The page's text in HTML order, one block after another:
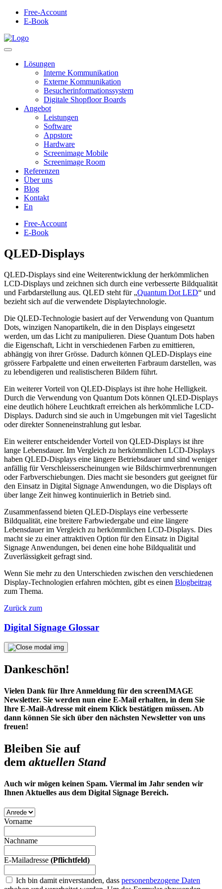
Free-Account
E-Book
Lösungen
Interne Kommunikation
Externe Kommunikation
Besucherinformationssystem
Digitale Shopfloor Boards
Angebot
Leistungen
Software
Appstore
Hardware
Screenimage Mobile
Screenimage Room
Referenzen
Über uns
Blog
Kontakt
En
Free-Account
E-Book
QLED-Displays
QLED-Displays sind eine Weiterentwicklung der herkömmlichen
LCD-Displays und zeichnen sich durch eine verbesserte Bildqualität
und Farbdarstellung aus. QLED steht für „Quantum Dot LED“ und
bezieht sich auf die verwendete Displaytechnologie.
Die QLED-Technologie basiert auf der Verwendung von Quantum
Dots, winzigen Nanopartikeln, die in den Displays eingesetzt
werden, um das Licht zu manipulieren. Diese Quantum Dots haben
die Eigenschaft, Licht in verschiedenen Farben zu emittieren,
abhängig von ihrer Grösse. Dadurch können QLED-Displays eine
grössere Farbpalette und einen erweiterten Farbraum darstellen, was
zu lebendigeren und realistischeren Bildern führt.
Ein weiterer Vorteil von QLED-Displays ist ihre hohe Helligkeit.
Durch die Verwendung von Quantum Dots können QLED-Displays
eine deutlich höhere Leuchtkraft erreichen als herkömmliche LCD-
Displays. Dadurch sind sie auch in Umgebungen mit viel Tageslicht
oder direkter Sonneneinstrahlung gut lesbar.
Ein weiterer entscheidender Vorteil von QLED-Displays ist ihre
lange Lebensdauer. Im Vergleich zu herkömmlichen LCD-Displays
haben QLED-Displays eine längere Betriebsdauer und sind weniger
anfällig für Verschleisserscheinungen wie Bildschirmverbrennungen
oder Farbverschiebungen. Dies macht sie besonders gut geeignet für
den Einsatz in Digital Signage Anwendungen, wo die Displays oft
über lange Zeit hinweg kontinuierlich in Betrieb sind.
Zusammenfassend bieten QLED-Displays eine verbesserte
Bildqualität, eine breitere Farbwiedergabe und eine längere
Lebensdauer im Vergleich zu herkömmlichen LCD-Displays. Dies
macht sie zu einer attraktiven Option für den Einsatz in Digital
Signage Anwendungen, bei denen eine hohe Bildqualität und
Zuverlässigkeit gefragt sind.
Wenn Sie mehr zu den Unterschieden zwischen den verschiedenen
Display-Technologien erfahren möchten, gibt es einen Blogbeitrag
zum Thema.
Zurück zum
Digital Signage Glossar
Dankeschön!
Vielen Dank für Ihre Anmeldung für den screenIMAGE
Newsletter. Sie werden nun eine E-Mail erhalten, in dem Sie
Ihre E-Mail-Adresse mit einem Klick bestätigen müssen. Ab
dann können Sie sich über den nächsten Newsletter von uns
freuen!
Bleiben Sie auf
dem aktuellen Stand
Auch wir mögen keinen Spam. Viermal im Jahr senden wir
Ihnen Aktuelles aus dem Digital Signage Bereich.
Vorname
Nachname
E-Mailadresse (Pflichtfeld)
Ich bin damit einverstanden, dass personenbezogene Daten